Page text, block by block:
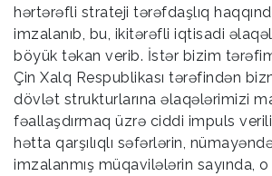
hərtərəfli strateji tərəfdaşlıq
imzalanıb, bu, ikitərəfli iqtisadi
böyük təkan verib. İstər bizim
Çin Xalq Respublikası tərəfindən
dövlət strukturlarına əlaqələrimizi
fəallaşdırmaq üzrə ciddi impuls
hətta qarşılıqlı səfərlərin,
imzalanmış müqavilələrin sayında,